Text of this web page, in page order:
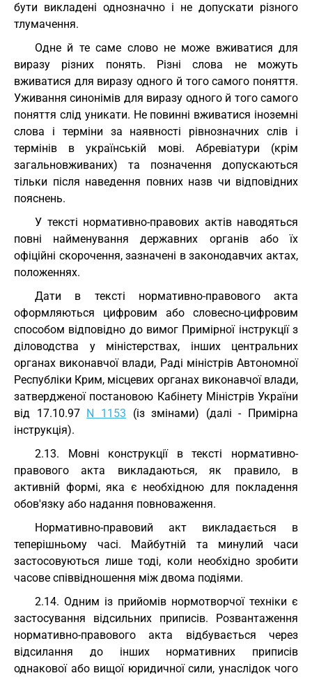
бути викладені однозначно і не допускати різного
тлумачення.
Одне й те саме слово не може вживатися для
виразу різних понять. Різні слова не можуть
вживатися для виразу одного й того самого поняття.
Уживання синонімів для виразу одного й того самого
поняття слід уникати. Не повинні вживатися іноземні
слова і терміни за наявності рівнозначних слів і
термінів в українській мові. Абревіатури (крім
загальновживаних) та позначення допускаються
тільки після наведення повних назв чи відповідних
пояснень.
У тексті нормативно-правових актів наводяться
повні найменування державних органів або їх
офіційні скорочення, зазначені в законодавчих актах,
положеннях.
Дати в тексті нормативно-правового акта
оформляються цифровим або словесно-цифровим
способом відповідно до вимог Примірної інструкції з
діловодства у міністерствах, інших центральних
органах виконавчої влади, Раді міністрів Автономної
Республіки Крим, місцевих органах виконавчої влади,
затвердженої постановою Кабінету Міністрів України
від 17.10.97 N 1153 (із змінами) (далі - Примірна
інструкція).
2.13. Мовні конструкції в тексті нормативно-
правового акта викладаються, як правило, в
активній формі, яка є необхідною для покладення
обов'язку або надання повноваження.
Нормативно-правовий акт викладається в
теперішньому часі. Майбутній та минулий часи
застосовуються лише тоді, коли необхідно зробити
часове співвідношення між двома подіями.
2.14. Одним із прийомів нормотворчої техніки є
застосування відсильних приписів. Розвантаження
нормативно-правового акта відбувається через
відсилання до інших нормативних приписів
однакової або вищої юридичної сили, унаслідок чого